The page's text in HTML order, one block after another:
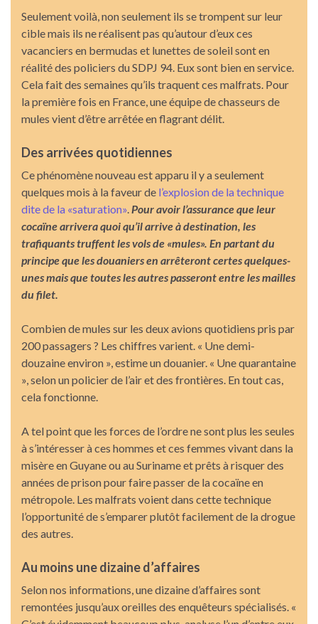
Seulement voilà, non seulement ils se trompent sur leur
cible mais ils ne réalisent pas qu’autour d’eux ces
vacanciers en bermudas et lunettes de soleil sont en
réalité des policiers du SDPJ 94. Eux sont bien en service.
Cela fait des semaines qu’ils traquent ces malfrats. Pour
la première fois en France, une équipe de chasseurs de
mules vient d’être arrêtée en flagrant délit.
Des arrivées quotidiennes
Ce phénomène nouveau est apparu il y a seulement
quelques mois à la faveur de l’explosion de la technique
dite de la «saturation».Pour avoir l’assurance que leur
cocaïne arrivera quoi qu’il arrive à destination, les
trafiquants truffent les vols de «mules». En partant du
principe que les douaniers en arrêteront certes quelques-
unes mais que toutes les autres passeront entre les mailles
du filet.
Combien de mules sur les deux avions quotidiens pris par
200 passagers ? Les chiffres varient. « Une demi-
douzaine environ », estime un douanier. « Une quarantaine
», selon un policier de l’air et des frontières. En tout cas,
cela fonctionne.
A tel point que les forces de l’ordre ne sont plus les seules
à s’intéresser à ces hommes et ces femmes vivant dans la
misère en Guyane ou au Suriname et prêts à risquer des
années de prison pour faire passer de la cocaïne en
métropole. Les malfrats voient dans cette technique
l’opportunité de s’emparer plutôt facilement de la drogue
des autres.
Au moins une dizaine d’affaires
Selon nos informations, une dizaine d’affaires sont
remontées jusqu’aux oreilles des enquêteurs spécialisés. «